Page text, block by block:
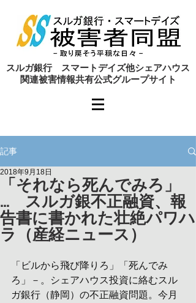
​スルガ銀行 スマートデイズ他シェアハウス
関連被害情報共有公式グループサイト
記事
「それなら死んでみろ」
… スルガ銀不正融資、報
告書に書かれた壮絶パワハ
ラ（産経ニュース）
2018年9月18日
「ビルから飛び降りろ」「死んでみ
ろ」－。シェアハウス投資に絡むスル
ガ銀行（静岡）の不正融資問題。今月